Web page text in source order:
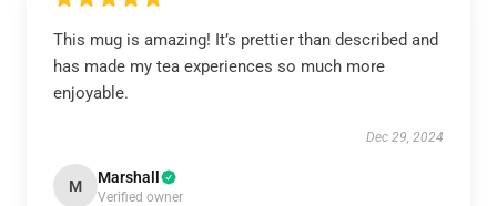
This mug is amazing! It’s prettier than described and
has made my tea experiences so much more
enjoyable.
Dec 29, 2024
M Marshall
Verified owner